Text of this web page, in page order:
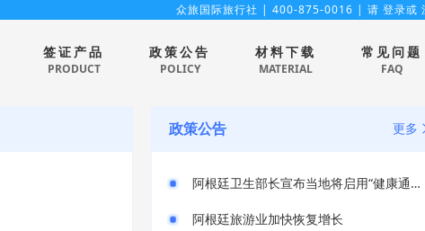
众旅国际旅行社 | 400-875-0016 | 请 登录或
签证产品
PRODUCT
政策公告
POLICY
材料下载
MATERIAL
常见问题
FAQ
政策公告 更多
阿根廷卫生部长宣布当地将启用“健康通行证”
阿根廷旅游业加快恢复增长